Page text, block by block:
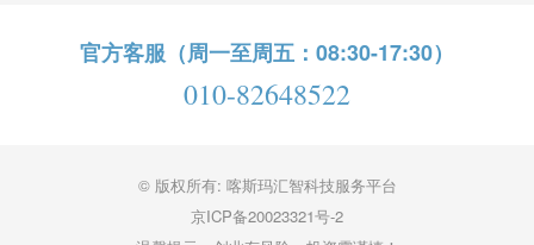
官方客服（周一至周五：08:30-17:30）
010-82648522
© 版权所有: 喀斯玛汇智科技服务平台
京ICP备20023321号-2